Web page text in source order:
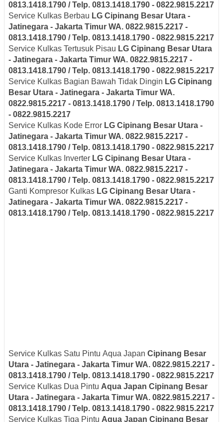
0813.1418.1790 / Telp. 0813.1418.1790 - 0822.9815.2217
Service Kulkas Berbau LG Cipinang Besar Utara -
Jatinegara - Jakarta Timur WA. 0822.9815.2217 -
0813.1418.1790 / Telp. 0813.1418.1790 - 0822.9815.2217
Service Kulkas Tertusuk Pisau LG Cipinang Besar Utara
- Jatinegara - Jakarta Timur WA. 0822.9815.2217 -
0813.1418.1790 / Telp. 0813.1418.1790 - 0822.9815.2217
Service Kulkas Bagian Bawah Tidak Dingin LG Cipinang
Besar Utara - Jatinegara - Jakarta Timur WA.
0822.9815.2217 - 0813.1418.1790 / Telp. 0813.1418.1790
- 0822.9815.2217
Service Kulkas Kode Error LG Cipinang Besar Utara -
Jatinegara - Jakarta Timur WA. 0822.9815.2217 -
0813.1418.1790 / Telp. 0813.1418.1790 - 0822.9815.2217
Service Kulkas Inverter LG Cipinang Besar Utara -
Jatinegara - Jakarta Timur WA. 0822.9815.2217 -
0813.1418.1790 / Telp. 0813.1418.1790 - 0822.9815.2217
Ganti Kompresor Kulkas LG Cipinang Besar Utara -
Jatinegara - Jakarta Timur WA. 0822.9815.2217 -
0813.1418.1790 / Telp. 0813.1418.1790 - 0822.9815.2217
Service Kulkas Satu Pintu Aqua Japan Cipinang Besar
Utara - Jatinegara - Jakarta Timur WA. 0822.9815.2217 -
0813.1418.1790 / Telp. 0813.1418.1790 - 0822.9815.2217
Service Kulkas Dua Pintu Aqua Japan Cipinang Besar
Utara - Jatinegara - Jakarta Timur WA. 0822.9815.2217 -
0813.1418.1790 / Telp. 0813.1418.1790 - 0822.9815.2217
Service Kulkas Tiga Pintu Aqua Japan Cipinang Besar